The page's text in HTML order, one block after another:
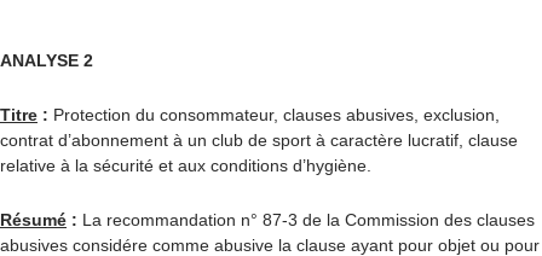
ANALYSE 2
Titre : Protection du consommateur, clauses abusives, exclusion,
contrat d’abonnement à un club de sport à caractère lucratif, clause
relative à la sécurité et aux conditions d’hygiène.
Résumé : La recommandation n° 87-3 de la Commission des clauses
abusives considére comme abusive la clause ayant pour objet ou pour